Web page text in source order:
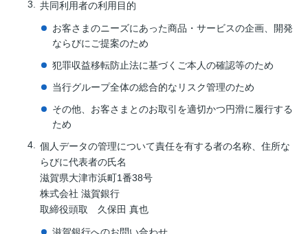
共同利用者の利用目的
お客さまのニーズにあった商品・サービスの企画、開発
ならびにご提案のため
犯罪収益移転防止法に基づくご本人の確認等のため
当行グループ全体の総合的なリスク管理のため
その他、お客さまとのお取引を適切かつ円滑に履行する
ため
個人データの管理について責任を有する者の名称、住所な
らびに代表者の氏名
滋賀県大津市浜町1番38号
株式会社 滋賀銀行
取締役頭取 久保田 真也